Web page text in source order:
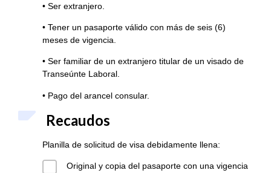
• Ser extranjero.
• Tener un pasaporte válido con más de seis (6)
meses de vigencia.
• Ser familiar de un extranjero titular de un visado de
Transeúnte Laboral.
• Pago del arancel consular.
Recaudos
Planilla de solicitud de visa debidamente llena:
Original y copia del pasaporte con una vigencia